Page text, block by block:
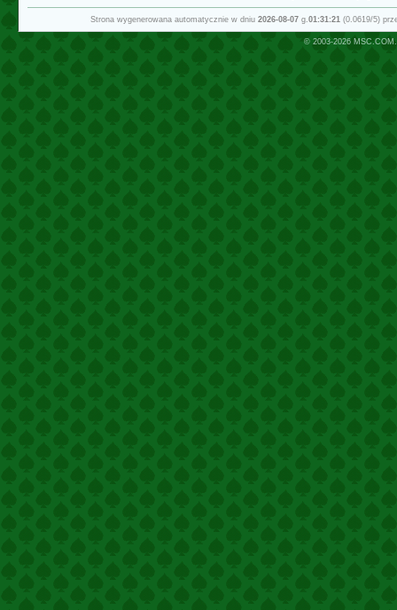
Strona wygenerowana automatycznie w dniu 2026-08-07g.01:31:21(0.0619/5)
© 2003-2026